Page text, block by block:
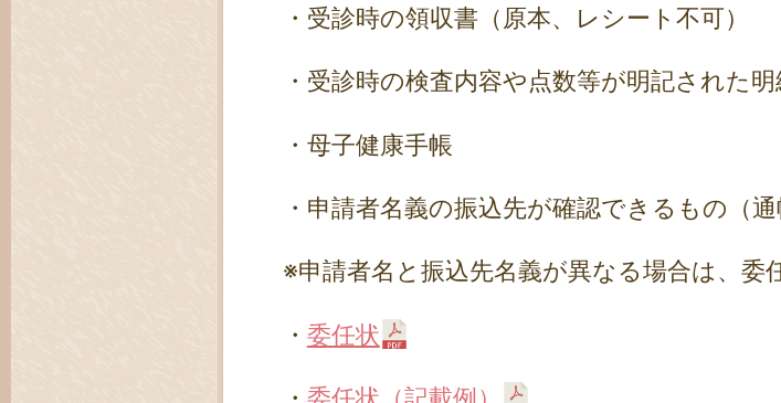
・受診時の領収書（原本、レシート不可）
・受診時の検査内容や点数等が明記された明
・母子健康手帳
・申請者名義の振込先が確認できるもの（
※申請者名と振込先名義が異なる場合は、委
・ 委任状